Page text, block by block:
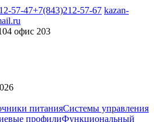
57-47+7(843)212-57-67 kazan-
офис 203
питанияСистемы управления
профилиФункциональный